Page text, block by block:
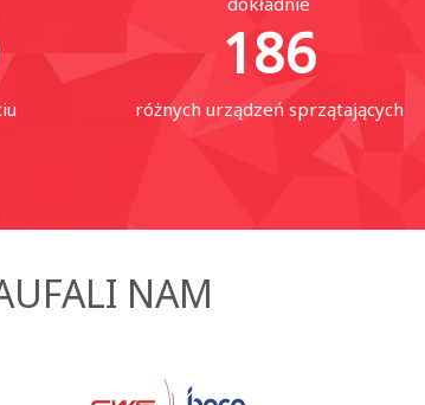
186
różnych urządzeń sprzątających
NAM